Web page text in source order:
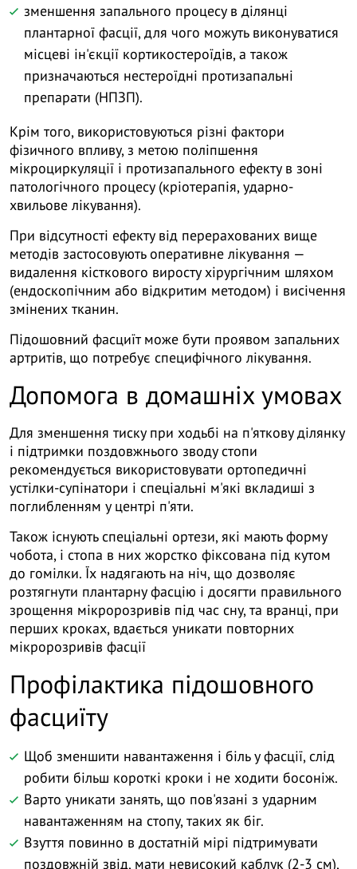
зменшення запального процесу в ділянці
плантарної фасції, для чого можуть виконуватися
місцеві ін'єкції кортикостероїдів, а також
призначаються нестероїдні протизапальні
препарати (НПЗП).
Крім того, використовуються різні фактори
фізичного впливу, з метою поліпшення
мікроциркуляції і протизапального ефекту в зоні
патологічного процесу (кріотерапія, ударно-
хвильове лікування).
При відсутності ефекту від перерахованих вище
методів застосовують оперативне лікування —
видалення кісткового виросту хірургічним шляхом
(ендоскопічним або відкритим методом) і висічення
змінених тканин.
Підошовний фасциїт може бути проявом запальних
артритів, що потребує специфічного лікування.
Допомога в домашніх умовах
Для зменшення тиску при ходьбі на п'яткову ділянку
і підтримки поздовжнього зводу стопи
рекомендується використовувати ортопедичні
устілки-супінатори і спеціальні м'які вкладиші з
поглибленням у центрі п'яти.
Також існують спеціальні ортези, які мають форму
чобота, і стопа в них жорстко фіксована під кутом
до гомілки. Їх надягають на ніч, що дозволяє
розтягнути плантарну фасцію і досягти правильного
зрощення мікророзривів під час сну, та вранці, при
перших кроках, вдається уникати повторних
мікророзривів фасції
Профілактика підошовного
фасциїту
Щоб зменшити навантаження і біль у фасції, слід
робити більш короткі кроки і не ходити босоніж.
Варто уникати занять, що пов'язані з ударним
навантаженням на стопу, таких як біг.
Взуття повинно в достатній мірі підтримувати
поздовжній звід, мати невисокий каблук (2-3 см),